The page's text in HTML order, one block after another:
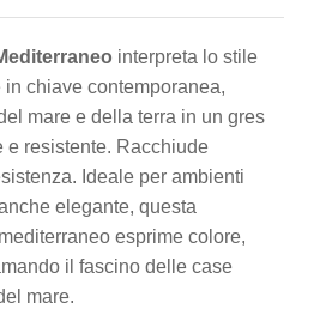
interpreta lo stile
chiave contemporanea,
mare e della terra in un gres
e resistente. Racchiude
Ideale per ambienti
elegante, questa
esprime colore,
il fascino delle case
mare.